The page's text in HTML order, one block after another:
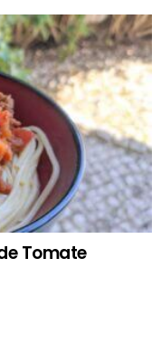
Tomate